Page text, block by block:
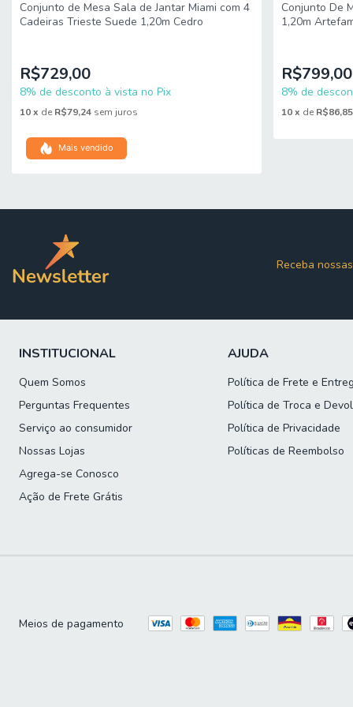
Conjunto de Mesa Sala de Jantar Miami com 4
Cadeiras Trieste Suede 1,20m Cedro
R$729,00
8% de desconto à vista no Pix
10x de R$79,24 sem juros
Mais vendido
Conjunto De
1,20m
R$799,00
8% de
10 x de R$86,85
Receba
INSTITUCIONAL
Quem Somos
Perguntas Frequentes
Serviço ao consumidor
Nossas Lojas
Agrega-se Conosco
Ação de Frete Grátis
AJUDA
Política de Frete e
Política de Troca e
Política de Privacidade
Políticas de Reembolso
Meios de pagamento